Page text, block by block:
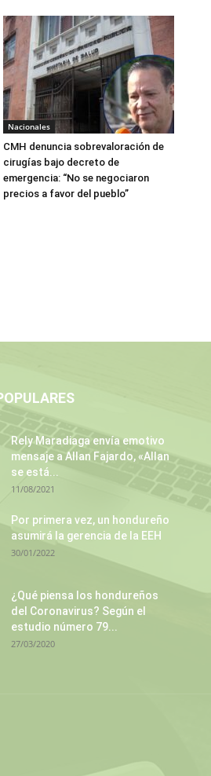
Nacionales
CMH denuncia sobrevaloración de
cirugías bajo decreto de
emergencia: “No se negociaron
precios a favor del pueblo”
Rely Maradiaga envía emotivo
mensaje a Allan Fajardo, «Allan
se está...
11/08/2021
Por primera vez, un hondureño
asumirá la gerencia de la EEH
30/01/2022
¿Qué piensa los hondureños
del Coronavirus? Según el
estudio número 79...
27/03/2020